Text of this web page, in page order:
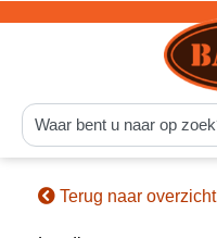
Terug naar overzicht